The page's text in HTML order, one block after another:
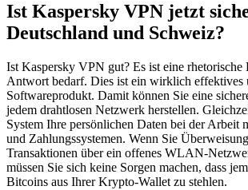
Ist Kaspersky VPN jetzt
Deutschland und Schweiz?
Ist Kaspersky VPN gut? Es ist eine rhetorische
Antwort bedarf. Dies ist ein wirklich effektives
Softwareprodukt. Damit können Sie eine
jedem drahtlosen Netzwerk herstellen.
System Ihre persönlichen Daten bei der Arbeit
und Zahlungssystemen. Wenn Sie
Transaktionen über ein offenes WLAN-
müssen Sie sich keine Sorgen machen, dass
Bitcoins aus Ihrer Krypto-Wallet zu stehlen.